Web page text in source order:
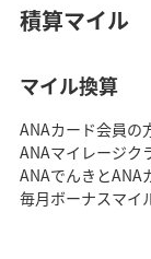
積算マイル
マイル換算
ANAカード会員の
ANAマイレージク
ANAでんきとANA
毎月ボーナスマイ